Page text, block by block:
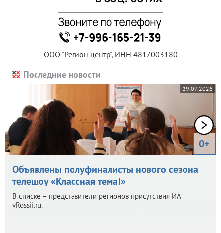
ООО "Регион центр", ИНН 4817003180
Последние новости
29.07.2026
0+
Объявлены полуфиналисты нового сезона
телешоу «Классная тема!»
В списке – представители регионов присутствия ИА
vRossii.ru.